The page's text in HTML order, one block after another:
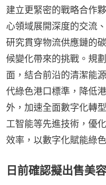
建立更緊密的戰略合作
心領域展開深度的交流
研究貫穿物流供應鏈的
候變化帶來的挑戰。規
面，結合前沿的清潔能
代綠色港口標準，降低
外，加速全面數字化轉
工智能等先進技術，優
效率，以數字化賦能綠色
日前確認擬出售美